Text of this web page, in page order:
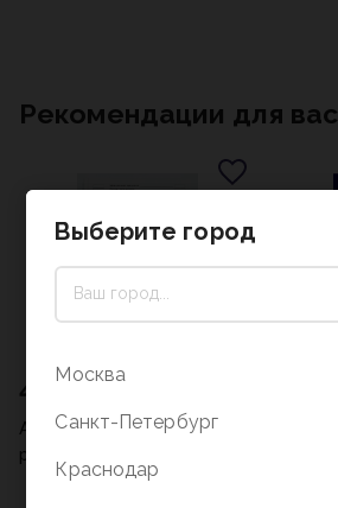
Рекомендации для вас
450 ₽
Амбулаторная карта
ребенка Форма №112
Выберите город
Москва
Санкт-Петербург
Краснодар